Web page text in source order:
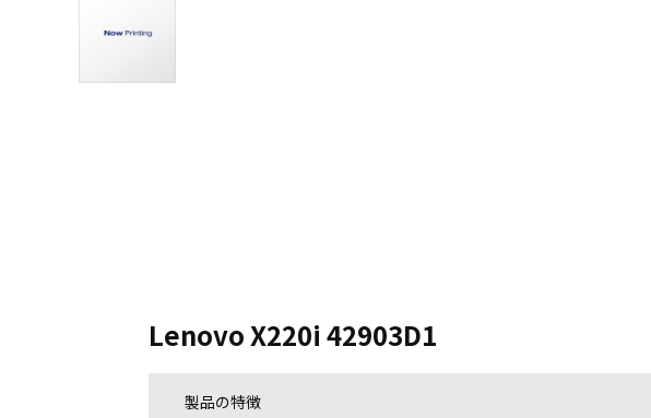
Lenovo X220i 42903D1
製品の特徴